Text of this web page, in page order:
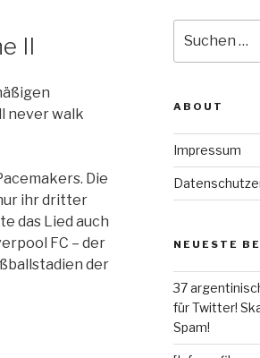
II
never walk
Die
ihr dritter
das Lied auch
FC – der
der
nach:
ABOUT
Impressum
NEUESTE
37
für Twitter!
Spam!